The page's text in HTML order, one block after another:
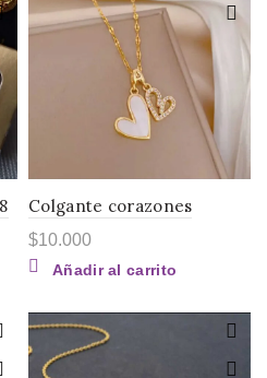
Colgante corazones
$10.000
Añadir al carrito